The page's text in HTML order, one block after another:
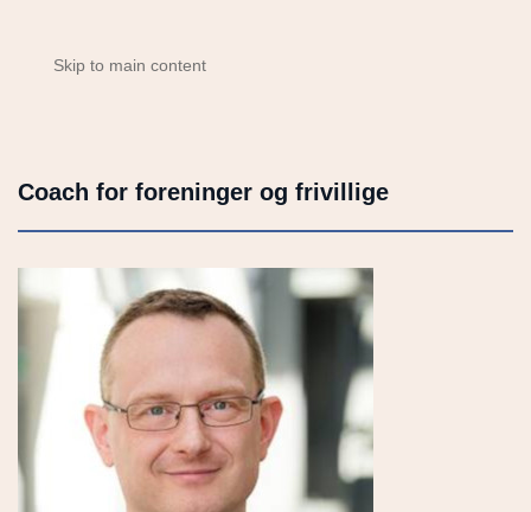
Skip to main content
Coach for foreninger og frivillige